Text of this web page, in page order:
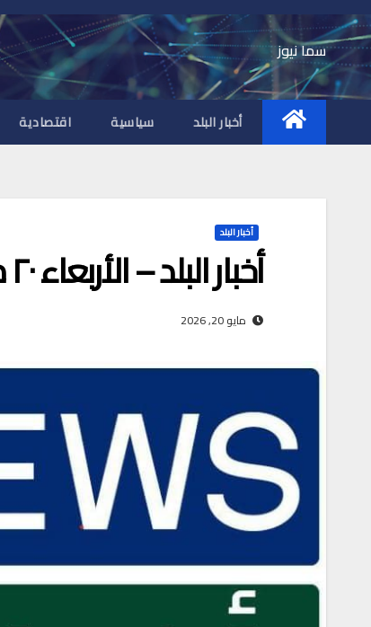
Skip
to
content
سما نيوز
أخبار البلد سياسية اقتصادية
أخبار البلد
أخبار البلد – الأربعاء ٢٠ مايو ٢٠٢٦م
مايو 20, 2026